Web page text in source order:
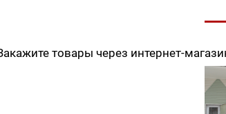
товары через интернет-